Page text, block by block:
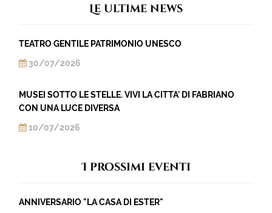
Le ultime news
TEATRO GENTILE PATRIMONIO UNESCO
30/07/2026
MUSEI SOTTO LE STELLE. VIVI LA CITTA' DI FABRIANO
CON UNA LUCE DIVERSA
10/07/2026
I prossimi eventi
ANNIVERSARIO "LA CASA DI ESTER"